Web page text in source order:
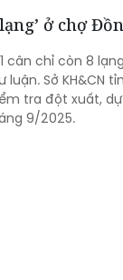
ở chợ
cân chỉ còn 8
Sở KH&CN
tra đột xuất,
9/2025.